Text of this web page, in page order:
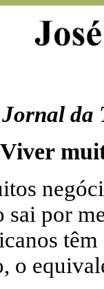
da
Viver
sai por
o